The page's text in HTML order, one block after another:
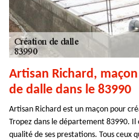
Artisan Richard,
de dalle dans le 83990
Artisan Richard est un maçon pour
Tropez dans le département 83990.
qualité de ses prestations. Tous ceux